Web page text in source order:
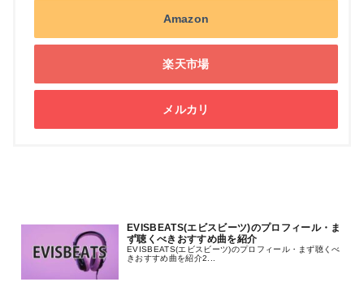
Amazon
楽天市場
メルカリ
EVISBEATS(エビスビーツ)のプロフィール・ま
ず聴くべきおすすめ曲を紹介
EVISBEATS(エビスビーツ)のプロフィール・まず聴くべ
きおすすめ曲を紹介2...